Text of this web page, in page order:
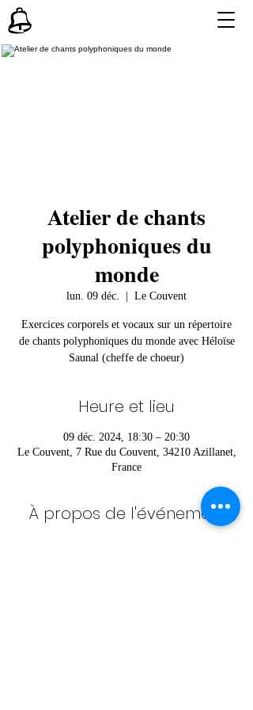
Atelier de chants
polyphoniques du
monde
lun. 09 déc. Le Couvent
Exercices corporels et vocaux sur un répertoire
de chants polyphoniques du monde avec Héloïse
Saunal (cheffe de choeur)
Heure et lieu
09 déc. 2024, 18:30 – 20:30
Le Couvent, 7 Rue du Couvent, 34210 Azillanet,
France
À propos de l'événement